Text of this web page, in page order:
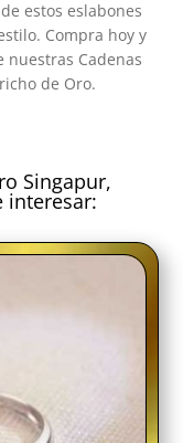
estos eslabones
Compra hoy y
Cadenas
de Oro.
Singapur,
interesar: